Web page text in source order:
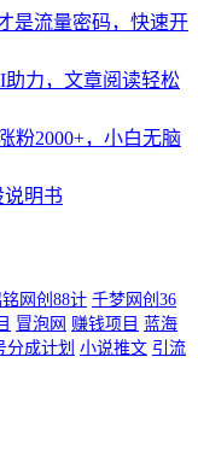
是流量密码，快速开
力，文章阅读轻松
粉2000+，小白无脑
明书
网创88计 千梦网创36
冒泡网 赚钱项目 蓝海
分成计划 小说推文 引流